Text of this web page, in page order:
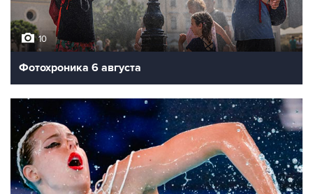
10
Фотохроника 6 августа